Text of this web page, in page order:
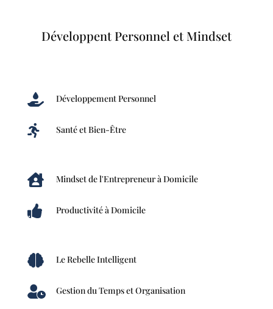
Développent Personnel et Mindset
 Développement Personnel
 Santé et Bien-Être
 Mindset de l'Entrepreneur à Domicile
 Productivité à Domicile
 Le Rebelle Intelligent
 Gestion du Temps et Organisation